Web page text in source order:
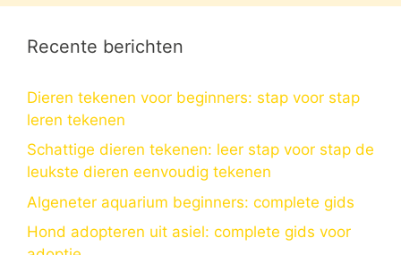
Recente berichten
Dieren tekenen voor beginners: stap voor stap
leren tekenen
Schattige dieren tekenen: leer stap voor stap de
leukste dieren eenvoudig tekenen
Algeneter aquarium beginners: complete gids
Hond adopteren uit asiel: complete gids voor